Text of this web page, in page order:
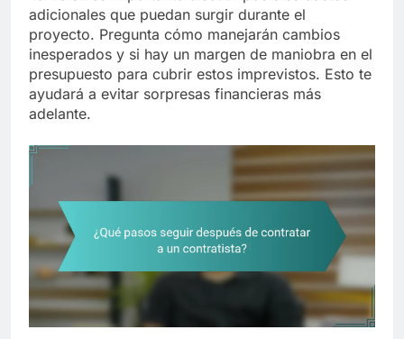
adicionales que puedan surgir durante el
proyecto. Pregunta cómo manejarán cambios
inesperados y si hay un margen de maniobra en el
presupuesto para cubrir estos imprevistos. Esto te
ayudará a evitar sorpresas financieras más
adelante.